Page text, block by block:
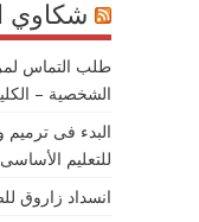
شكاوي
طلب التماس
الشخصية –
البدء فى
للتعليم الأساسى
انسداد زاروق